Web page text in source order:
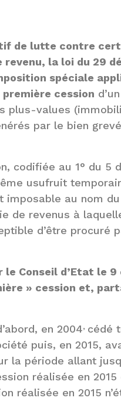
de lutte contre
revenu, la loi du 29
spéciale
première cession
plus-values
par le bien
codifiée au 1° du 5
usufruit
au nom
de revenus à
d’être procuré
le Conseil d’Etat le
» cession et,
en 2004, cédé
puis, en 2015,
la période allant
réalisée en
réalisée en 2015